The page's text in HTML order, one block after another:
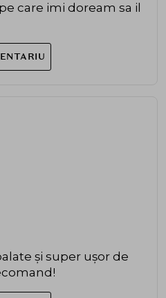
care imi doream sa il
și super ușor de